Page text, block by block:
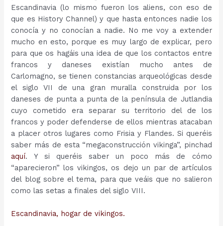
Escandinavia (lo mismo fueron los aliens, con eso de
que es History Channel) y que hasta entonces nadie los
conocía y no conocían a nadie. No me voy a extender
mucho en esto, porque es muy largo de explicar, pero
para que os hagáis una idea de que los contactos entre
francos y daneses existían mucho antes de
Carlomagno, se tienen constancias arqueológicas desde
el siglo VII de una gran muralla construida por los
daneses de punta a punta de la península de Jutlandia
cuyo cometido era separar su territorio del de los
francos y poder defenderse de ellos mientras atacaban
a placer otros lugares como Frisia y Flandes. Si queréis
saber más de esta “megaconstrucción vikinga”, pinchad
aquí. Y si queréis saber un poco más de cómo
“aparecieron” los vikingos, os dejo un par de artículos
del blog sobre el tema, para que veáis que no salieron
como las setas a finales del siglo VIII.
Escandinavia, hogar de vikingos.